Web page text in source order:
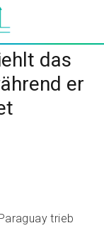
das
er
trieb